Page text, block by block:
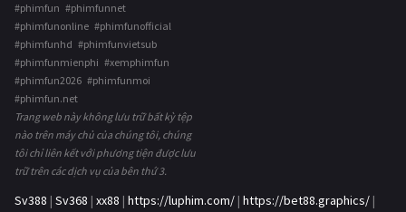
#phimfun #phimfunnet
#phimfunonline #phimfunofficial
#phimfunhd #phimfunvietsub
#phimfunmienphi #xemphimfun
#phimfun2026 #phimfunmoi
#phimfun.net
Trang web này không lưu trữ bất kỳ tệp
nào trên máy chủ của chúng tôi, chúng
tôi chỉ liên kết với phương tiện được lưu
trữ trên các dịch vụ của bên thứ 3.
Sv388 | Sv368 | xx88 | https://luphim.com/ | https://bet88.graphics/ |